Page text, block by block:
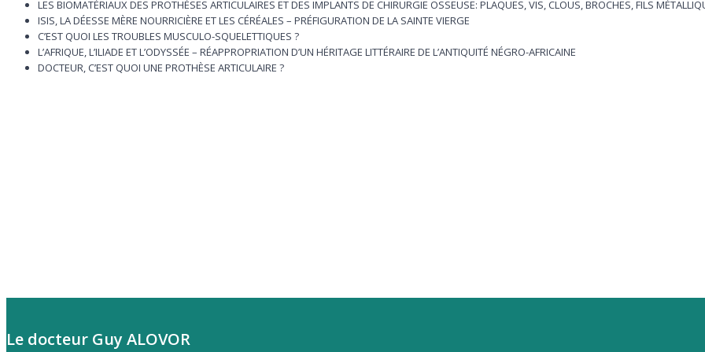
LES BIOMATÉRIAUX DES PROTHÈSES ARTICULAIRES ET DES IMPLANTS DE CHIRURGIE OSSEUSE: PLAQUES, VIS, CLOUS, BROCHES, FILS
ISIS, LA DÉESSE MÈRE NOURRICIÈRE ET LES CÉRÉALES – PRÉFIGURATION DE LA SAINTE VIERGE
C’EST QUOI LES TROUBLES MUSCULO-SQUELETTIQUES ?
L’AFRIQUE, L’ILIADE ET L’ODYSSÉE – RÉAPPROPRIATION D’UN HÉRITAGE LITTÉRAIRE DE L’ANTIQUITÉ NÉGRO-AFRICAINE
DOCTEUR, C’EST QUOI UNE PROTHÈSE ARTICULAIRE ?
Le docteur Guy ALOVOR